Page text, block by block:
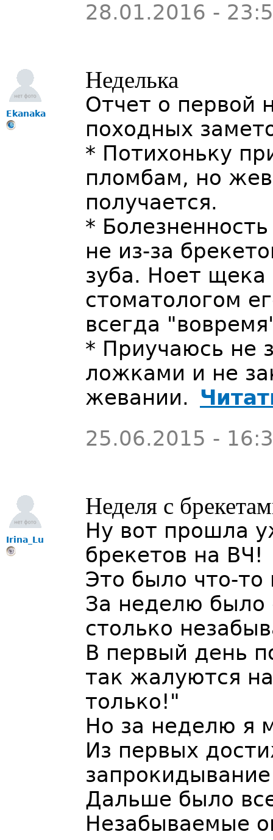
28.01.2016 -
Ekanaka
Неделька
Отчет о первой
походных
* Потихоньку
пломбам, но
получается.
*
не из-за
зуба. Ноет
стоматологом
всегда
* Приучаюсь не
ложками и не
жевании.
25.06.2015 -
Irina_Lu
Неделя с
Ну вот прошла
брекетов на ВЧ!
Это было что-
За неделю было
столько
В первый день
так жалуются
только!"
Но за неделю я
Из первых
Дальше было
Незабываемые